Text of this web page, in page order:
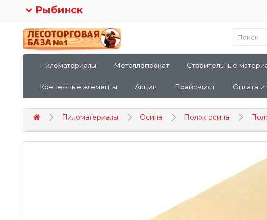
Рыбинск
Пиломатериалы Металлопрокат Строительные
Крепежные элементы Акции Прайс-лист Оплата и
Пиломатериалы Осина Полок осина